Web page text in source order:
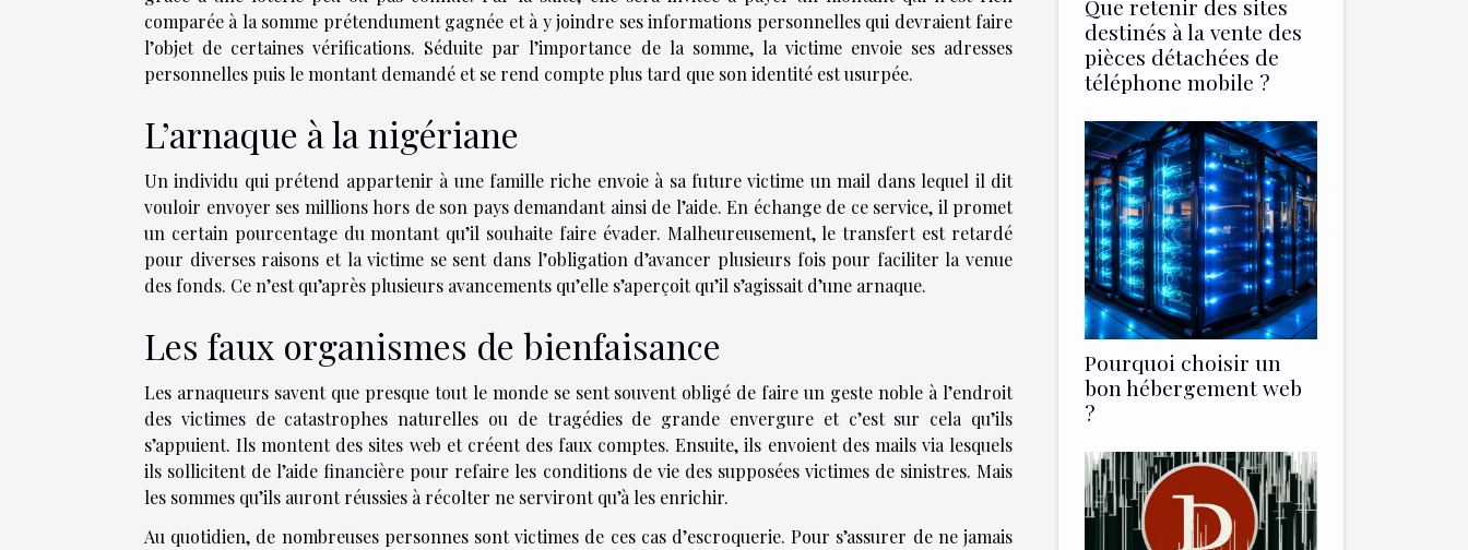
comparée à la somme prétendument gagnée et à y joindre ses informations personnelles qui devraient faire
l’objet de certaines vérifications. Séduite par l’importance de la somme, la victime envoie ses adresses
personnelles puis le montant demandé et se rend compte plus tard que son identité est usurpée.
L’arnaque à la nigériane
Un individu qui prétend appartenir à une famille riche envoie à sa future victime un mail dans lequel il dit
vouloir envoyer ses millions hors de son pays demandant ainsi de l’aide. En échange de ce service, il promet
un certain pourcentage du montant qu’il souhaite faire évader. Malheureusement, le transfert est retardé
pour diverses raisons et la victime se sent dans l’obligation d’avancer plusieurs fois pour faciliter la venue
des fonds. Ce n’est qu’après plusieurs avancements qu’elle s’aperçoit qu’il s’agissait d’une arnaque.
Les faux organismes de bienfaisance
Les arnaqueurs savent que presque tout le monde se sent souvent obligé de faire un geste noble à l’endroit
des victimes de catastrophes naturelles ou de tragédies de grande envergure et c’est sur cela qu’ils
s’appuient. Ils montent des sites web et créent des faux comptes. Ensuite, ils envoient des mails via lesquels
ils sollicitent de l’aide financière pour refaire les conditions de vie des supposées victimes de sinistres. Mais
les sommes qu’ils auront réussies à récolter ne serviront qu’à les enrichir.
Au quotidien, de nombreuses personnes sont victimes de ces cas d’escroquerie. Pour s’assurer de ne jamais
Que retenir des sites
destinés à la vente des
pièces détachées de
téléphone mobile ?
Pourquoi choisir un
bon hébergement web
?